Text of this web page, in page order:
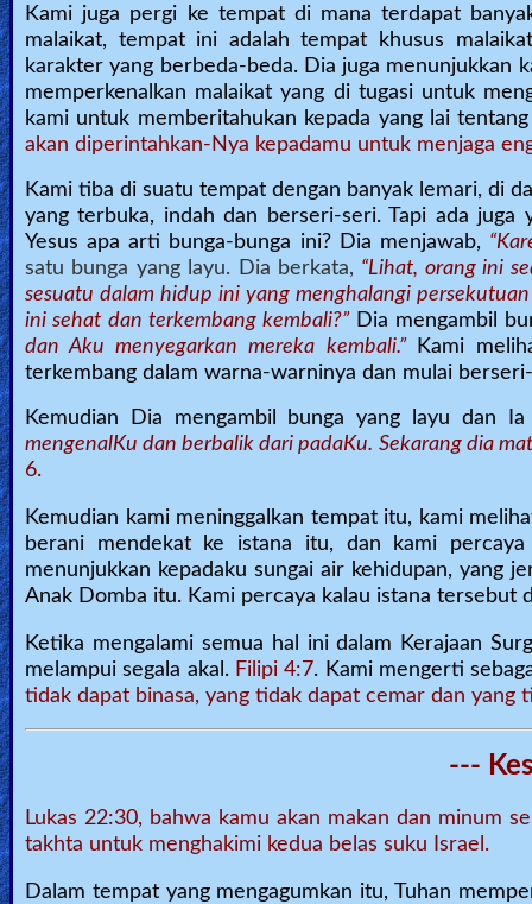
Kami juga pergi ke tempat di mana terdapat
malaikat, tempat ini adalah tempat khusus
karakter yang berbeda-beda. Dia juga menunjukkan
memperkenalkan malaikat yang di tugasi untuk
kami untuk memberitahukan kepada yang lai
akan diperintahkan-Nya kepadamu untuk menjaga
Kami tiba di suatu tempat dengan banyak lemari, di
yang terbuka, indah dan berseri-seri. Tapi ada juga
Yesus apa arti bunga-bunga ini? Dia menjawab,
satu bunga yang layu. Dia berkata, “Lihat, orang ini
sesuatu dalam hidup ini yang menghalangi
ini sehat dan terkembang kembali?” Dia mengambil
dan Aku menyegarkan mereka kembali.”
Kami
terkembang dalam warna-warninya dan mulai
Kemudian Dia mengambil bunga yang layu dan
mengenalKu dan berbalik dari padaKu. Sekarang dia
6.
Kemudian kami meninggalkan tempat itu, kami
berani mendekat ke istana itu, dan kami
menunjukkan kepadaku sungai air kehidupan, yang
Anak Domba itu. Kami percaya kalau istana tersebut
Ketika mengalami semua hal ini dalam Kerajaan
melampui segala akal. Filipi 4:7. Kami mengerti
tidak dapat binasa, yang tidak dapat cemar dan yang
---
Lukas 22:30, bahwa kamu akan makan dan minum
takhta untuk menghakimi kedua belas suku Israel.
Dalam tempat yang mengagumkan itu, Tuhan